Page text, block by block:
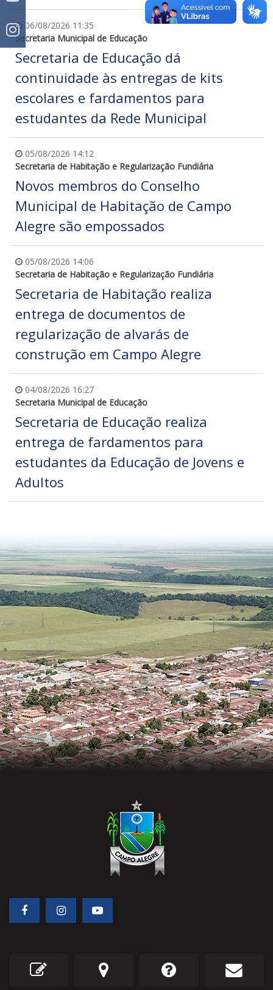
06/08/2026 11:35
Secretaria Municipal de Educação
Secretaria de Educação dá
continuidade às entregas de kits
escolares e fardamentos para
estudantes da Rede Municipal
05/08/2026 14:12
Secretaria de Habitação e Regularização Fundiária
Novos membros do Conselho
Municipal de Habitação de Campo
Alegre são empossados
05/08/2026 14:06
Secretaria de Habitação e Regularização Fundiária
Secretaria de Habitação realiza
entrega de documentos de
regularização de alvarás de
construção em Campo Alegre
04/08/2026 16:27
Secretaria Municipal de Educação
Secretaria de Educação realiza
entrega de fardamentos para
estudantes da Educação de Jovens e
Adultos